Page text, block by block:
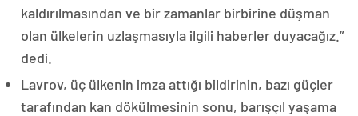
kaldırılmasından ve bir zamanlar birbirine düşman
olan ülkelerin uzlaşmasıyla ilgili haberler duyacağız.”
dedi.
Lavrov, üç ülkenin imza attığı bildirinin, bazı güçler
tarafından kan dökülmesinin sonu, barışçıl yaşama